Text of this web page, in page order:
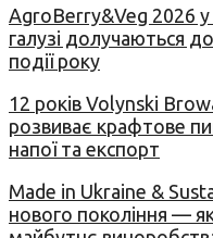
AgroBerry&Veg 2026 у
галузі долучаються
події року
12 років Volynski
розвиває крафтове
напої та експорт
Made in Ukraine &
нового покоління —